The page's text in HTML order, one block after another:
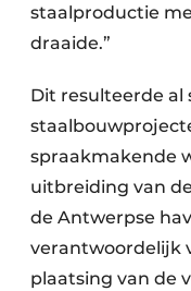
staalproductie
draaide.”
Dit resulteerde al
spraakmakende
uitbreiding van
de Antwerpse
verantwoordelijk
plaatsing van de